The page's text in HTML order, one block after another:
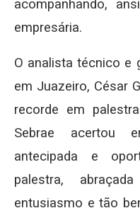
acompanhando,
empresária.
O analista técnico e
em Juazeiro, César
recorde em
Sebrae acertou
antecipada e
palestra,
entusiasmo e tão